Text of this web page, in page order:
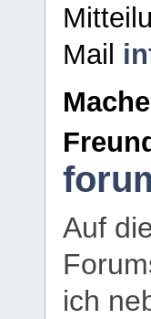
Mail
Auf
ich